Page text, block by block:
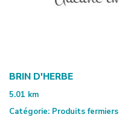
BRIN D'HERBE
5.01 km
Catégorie: Produits fermiers